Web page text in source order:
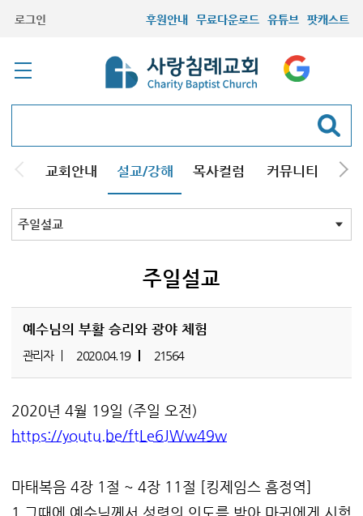
로그인 후원안내 무료다운로드 유튜브 팟캐스트
교회안내 설교/강해 목사컬럼 커뮤니티 기
주일설교
주일설교
예수님의 부활 승리와 광야 체험
관리자 2020.04.19 21564
2020년 4월 19일 (주일 오전)
https://youtu.be/ftLe6JWw49w
마태복음 4장 1절 ~ 4장 11절 [킹제임스 흠정역]
1 그때에 예수님께서 성령의 인도를 받아 마귀에게 시험